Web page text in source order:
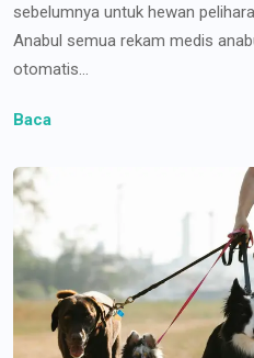
sebelumnya untuk hewan
Anabul semua rekam medis
otomatis...
Baca